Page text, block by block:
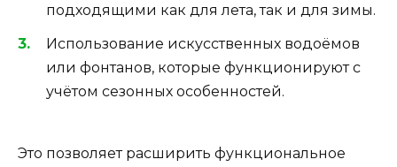
подходящими как для лета, так и для зимы.
Использование искусственных водоёмов
или фонтанов, которые функционируют с
учётом сезонных особенностей.
Это позволяет расширить функциональное